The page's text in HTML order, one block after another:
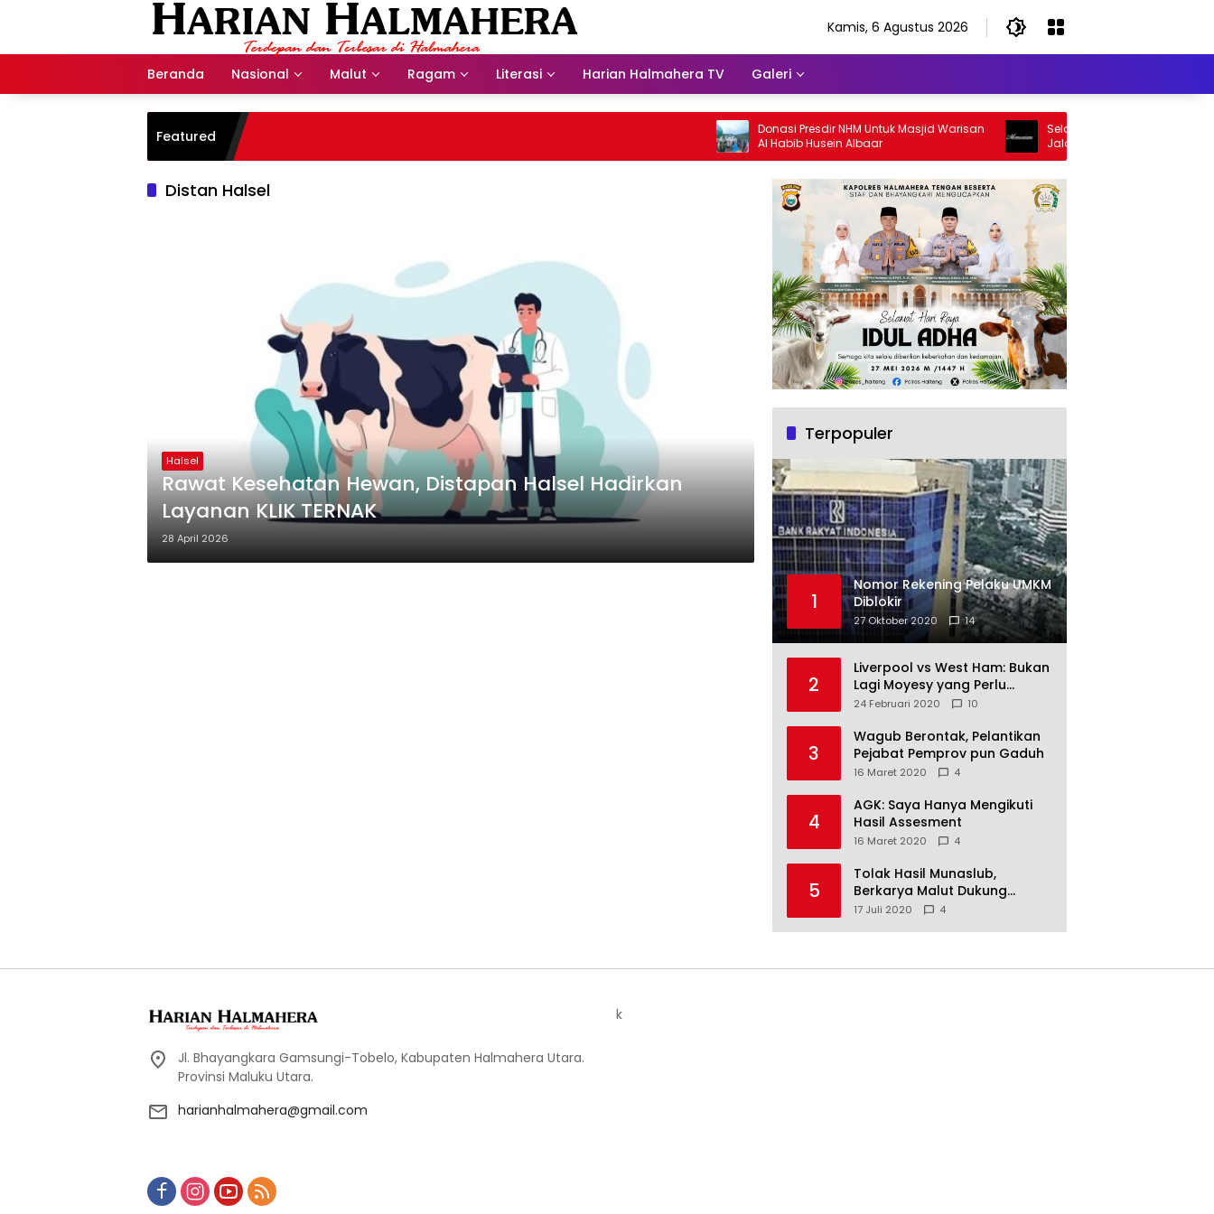
Kamis, 6 Agustus 2026
Beranda Nasional Malut Ragam Literasi Harian Halmahera TV Galeri
Featured
Donasi Presdir NHM Untuk Masjid Warisan
Al Habib Husein Albaar
Selamat Jalan Sang Inspirator,
Jalan Abangku Yuslam Idris
Distan Halsel
Halsel
Rawat Kesehatan Hewan, Distapan Halsel Hadirkan
Layanan KLIK TERNAK
28 April 2026
Terpopuler
1
Nomor Rekening Pelaku UMKM
Diblokir
27 Oktober 2020 14
2
Liverpool vs West Ham: Bukan
Lagi Moyesy yang Perlu
Ditakuti
24 Februari 2020 10
3
Wagub Berontak, Pelantikan
Pejabat Pemprov pun Gaduh
16 Maret 2020 4
4
AGK: Saya Hanya Mengikuti
Hasil Assesment
16 Maret 2020 4
5
Tolak Hasil Munaslub,
Berkarya Malut Dukung
Tommy Soeharto
17 Juli 2020 4
Jl. Bhayangkara Gamsungi-Tobelo, Kabupaten Halmahera Utara.
Provinsi Maluku Utara.
harianhalmahera@gmail.com
k